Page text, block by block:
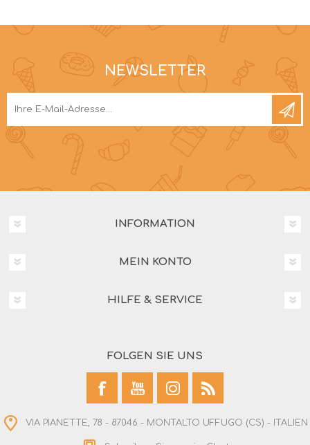
NEWSLETTER
INFORMATION
MEIN KONTO
HILFE & SERVICE
FOLGEN SIE UNS
VIA PIANETTE, 78 - 87046 - MONTALTO UFFUGO (CS) - ITALIEN